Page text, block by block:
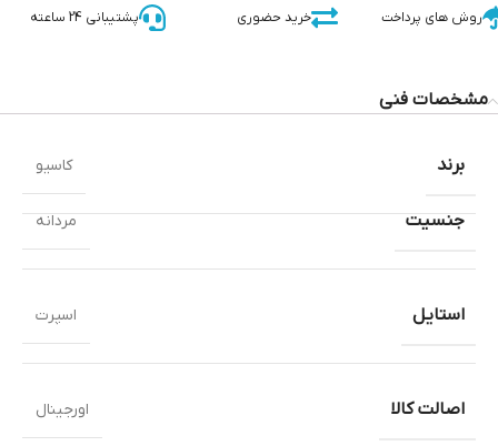
روش های پرداخت خرید حضوری پشتیبانی 24 ساعته
مشخصات فنی
جنسیت مردانه
استایل اسپرت
اصالت کالا اورجینال
برند کاسیو